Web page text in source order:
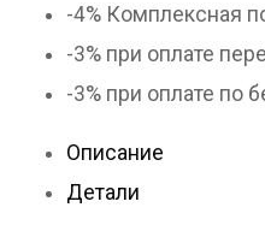
глянцевый
(IB.B022.001.00)
-4% Комплексная
-3% при оплате
-3% при оплате по
Описание
Детали